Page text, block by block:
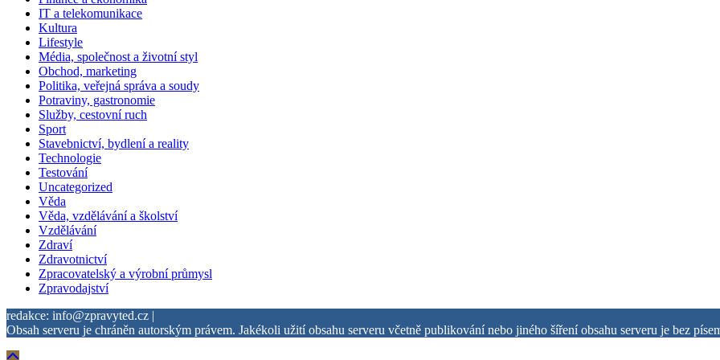
IT a telekomunikace
Kultura
Lifestyle
Média, společnost a životní styl
Obchod, marketing
Politika, veřejná správa a soudy
Potraviny, gastronomie
Služby, cestovní ruch
Sport
Stavebnictví, bydlení a reality
Technologie
Testování
Uncategorized
Věda
Věda, vzdělávání a školství
Vzdělávání
Zdraví
Zdravotnictví
Zpracovatelský a výrobní průmysl
Zpravodajství
redakce: info@zpravyted.cz |
Obsah serveru je chráněn autorským právem. Jakékoli užití obsahu serveru včetně publikování nebo jiného šíření obsahu serveru je bez